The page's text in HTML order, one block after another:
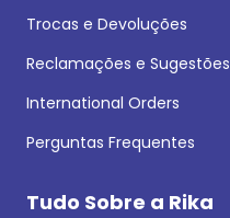
Trocas e Devoluções
Reclamações e Sugestões
International Orders
Perguntas Frequentes
Tudo Sobre a Rika